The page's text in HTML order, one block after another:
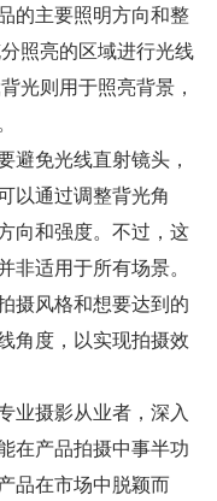
的主要照明方向和整
照亮的区域进行光线
光则用于照亮背景，
免光线直射镜头，
以通过调整背光角
向和强度。不过，这
非适用于所有场景。
摄风格和想要达到的
角度，以实现拍摄效
摄影从业者，深入
在产品拍摄中事半功
品在市场中脱颖而